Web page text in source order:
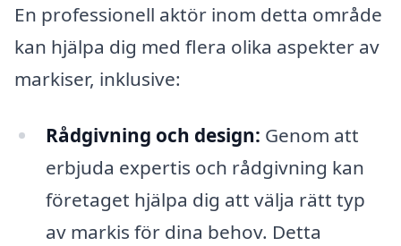
En professionell aktör inom detta område
kan hjälpa dig med flera olika aspekter av
markiser, inklusive:
Rådgivning och design: Genom att
erbjuda expertis och rådgivning kan
företaget hjälpa dig att välja rätt typ
av markis för dina behov. Detta